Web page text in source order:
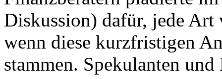
Diskussion) dafür, jede Art
wenn diese kurzfristigen
stammen. Spekulanten